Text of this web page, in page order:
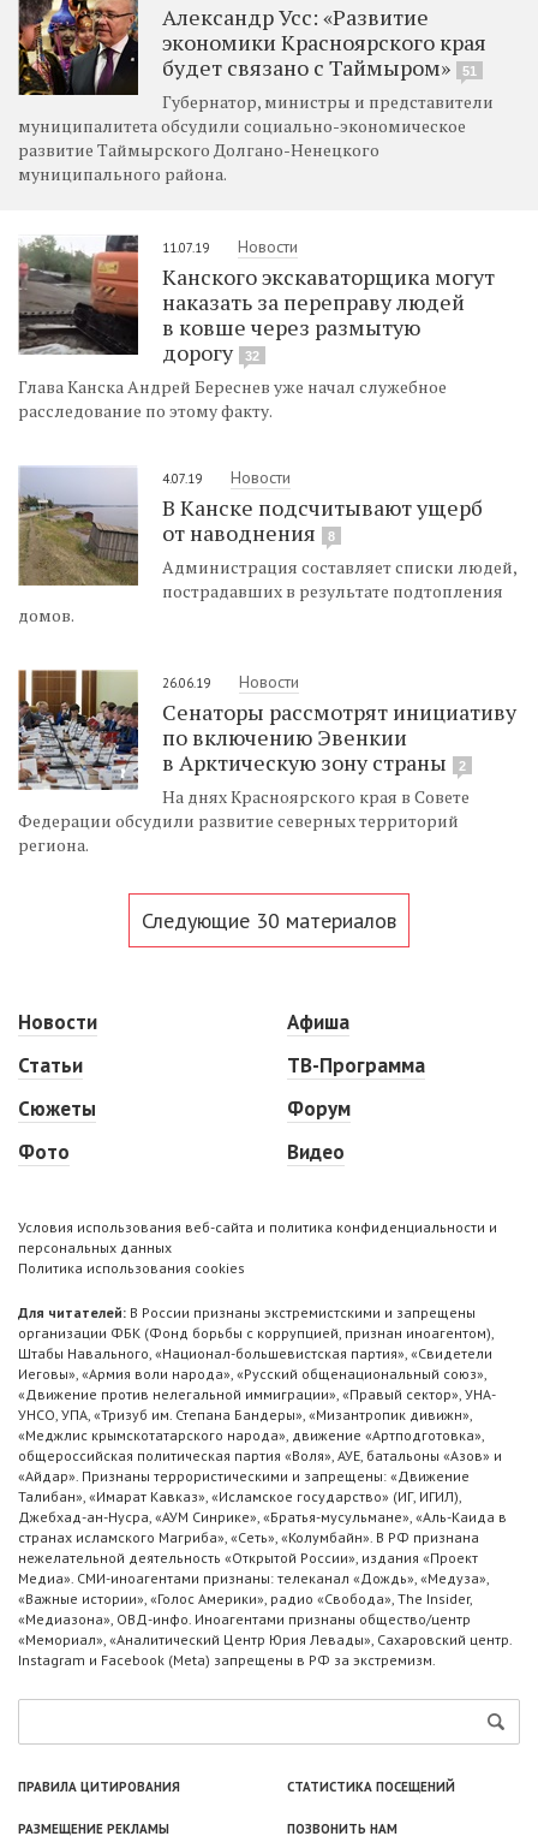
Александр Усс: «Развитие
экономики Красноярского края
будет связано с Таймыром»
51
Губернатор, министры и представители
муниципалитета обсудили социально-экономическое
развитие Таймырского Долгано-Ненецкого
муниципального района.
11.07.19 Новости
Канского экскаваторщика могут
наказать за переправу людей
в ковше через размытую
дорогу
32
Глава Канска Андрей Береснев уже начал служебное
расследование по этому факту.
4.07.19 Новости
В Канске подсчитывают ущерб
от наводнения
8
Администрация составляет списки людей,
пострадавших в результате подтопления
домов.
26.06.19 Новости
Сенаторы рассмотрят инициативу
по включению Эвенкии
в Арктическую зону страны
2
На днях Красноярского края в Совете
Федерации обсудили развитие северных территорий
региона.
Следующие 30 материалов
Новости
Статьи
Сюжеты
Фото
Афиша
ТВ-Программа
Форум
Видео
Условия использования веб-сайта и политика конфиденциальности и
персональных данных
Политика использования cookies
Для читателей: В России признаны экстремистскими и запрещены
организации ФБК (Фонд борьбы с коррупцией, признан иноагентом),
Штабы Навального, «Национал-большевистская партия», «Свидетели
Иеговы», «Армия воли народа», «Русский общенациональный союз»,
«Движение против нелегальной иммиграции», «Правый сектор», УНА-
УНСО, УПА, «Тризуб им. Степана Бандеры», «Мизантропик дивижн»,
«Меджлис крымскотатарского народа», движение «Артподготовка»,
общероссийская политическая партия «Воля», АУЕ, батальоны «Азов» и
«Айдар». Признаны террористическими и запрещены: «Движение
Талибан», «Имарат Кавказ», «Исламское государство» (ИГ, ИГИЛ),
Джебхад-ан-Нусра, «АУМ Синрике», «Братья-мусульмане», «Аль-Каида в
странах исламского Магриба», «Сеть», «Колумбайн». В РФ признана
нежелательной деятельность «Открытой России», издания «Проект
Медиа». СМИ-иноагентами признаны: телеканал «Дождь», «Медуза»,
«Важные истории», «Голос Америки», радио «Свобода», The Insider,
«Медиазона», ОВД-инфо. Иноагентами признаны общество/центр
«Мемориал», «Аналитический Центр Юрия Левады», Сахаровский центр.
Instagram и Facebook (Metа) запрещены в РФ за экстремизм.
ПРАВИЛА ЦИТИРОВАНИЯ СТАТИСТИКА ПОСЕЩЕНИЙ
РАЗМЕЩЕНИЕ РЕКЛАМЫ ПОЗВОНИТЬ НАМ